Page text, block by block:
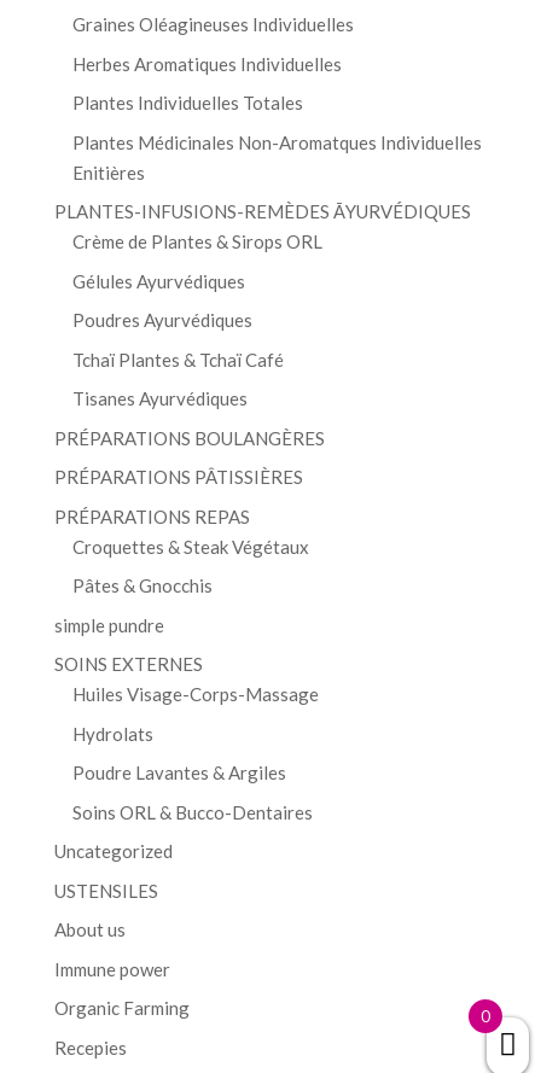
Graines Oléagineuses Individuelles
Herbes Aromatiques Individuelles
Plantes Individuelles Totales
Plantes Médicinales Non-Aromatques Individuelles
Enitières
PLANTES-INFUSIONS-REMÈDES ĀYURVÉDIQUES
Crème de Plantes & Sirops ORL
Gélules Ayurvédiques
Poudres Ayurvédiques
Tchaï Plantes & Tchaï Café
Tisanes Ayurvédiques
PRÉPARATIONS BOULANGÈRES
PRÉPARATIONS PÂTISSIÈRES
PRÉPARATIONS REPAS
Croquettes & Steak Végétaux
Pâtes & Gnocchis
simple pundre
SOINS EXTERNES
Huiles Visage-Corps-Massage
Hydrolats
Poudre Lavantes & Argiles
Soins ORL & Bucco-Dentaires
Uncategorized
USTENSILES
About us
Immune power
Organic Farming
Recepies
0